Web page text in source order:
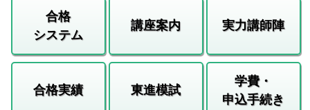
合格
システム
講座案内 実力講師陣
合格実績 東進模試
学費・
申込手続き